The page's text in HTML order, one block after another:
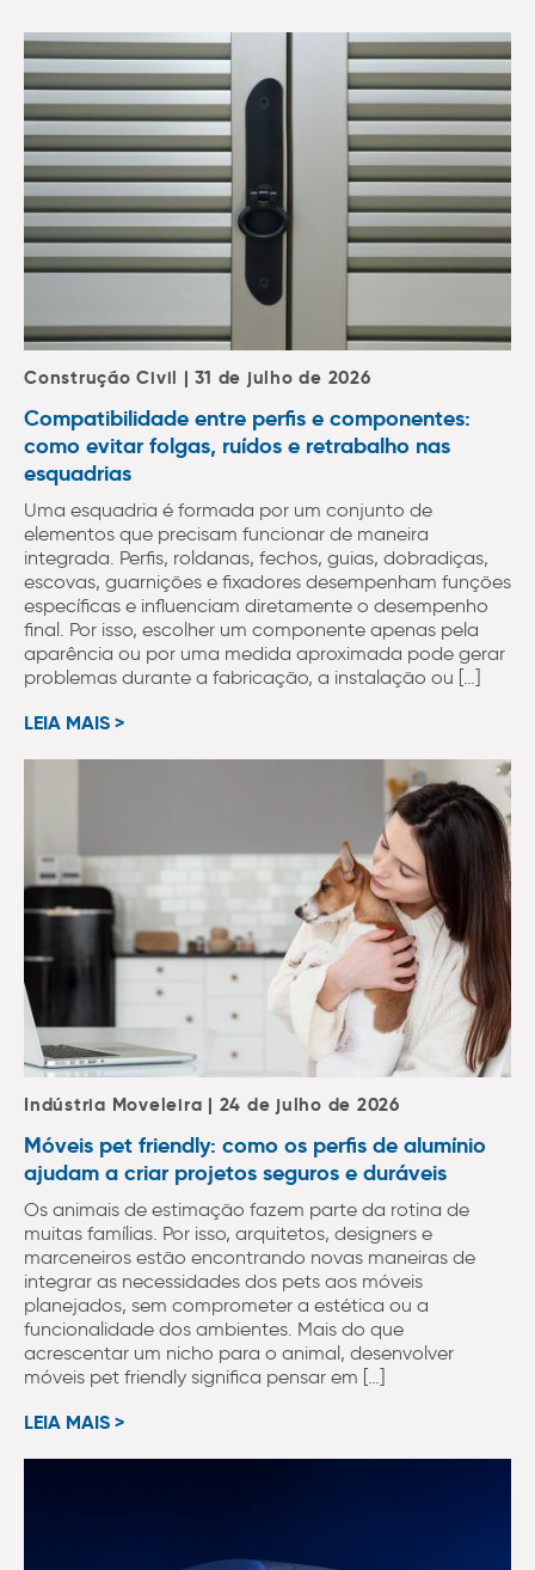
Construção Civil | 31 de julho de 2026
Compatibilidade entre perfis e componentes:
como evitar folgas, ruídos e retrabalho nas
esquadrias
Uma esquadria é formada por um conjunto de
elementos que precisam funcionar de maneira
integrada. Perfis, roldanas, fechos, guias, dobradiças,
escovas, guarnições e fixadores desempenham funções
específicas e influenciam diretamente o desempenho
final. Por isso, escolher um componente apenas pela
aparência ou por uma medida aproximada pode gerar
problemas durante a fabricação, a instalação ou […]
LEIA MAIS >
Indústria Moveleira | 24 de julho de 2026
Móveis pet friendly: como os perfis de alumínio
ajudam a criar projetos seguros e duráveis
Os animais de estimação fazem parte da rotina de
muitas famílias. Por isso, arquitetos, designers e
marceneiros estão encontrando novas maneiras de
integrar as necessidades dos pets aos móveis
planejados, sem comprometer a estética ou a
funcionalidade dos ambientes. Mais do que
acrescentar um nicho para o animal, desenvolver
móveis pet friendly significa pensar em […]
LEIA MAIS >